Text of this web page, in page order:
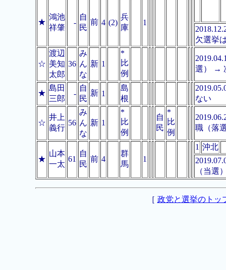
★
鴻池
祥肇
-
自
民
前 4 (2)
兵
庫
1
欠選挙
☆
渡辺
美知
太郎
36
み
ん
な
新 1
*
比
例
選） →
★
島田
三郎
-
自
民
新 1
島
根
ない
☆
井上
義行
56
み
ん
な
新 1
*
比
例
自
民
*
比
例
職（落
★
山本
一太
61
自
民
前 4
群
馬
1
1 沖北
（当選
［ 政党と選挙のトッ